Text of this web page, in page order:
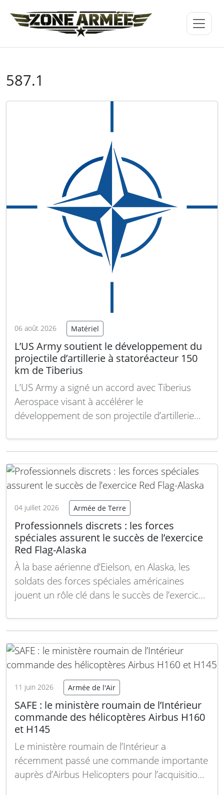
587.1
06 août 2026 Matériel
L’US Army soutient le développement du
projectile d’artillerie à statoréacteur 150
km de Tiberius
L’US Army a signé un accord avec Tiberius
Aerospace visant à accélérer le
développement de son projectile d’artillerie
capable d’atteindre des cibles situées jusqu’à
une étape importante dans la modernisation
des capacités d’artillerie à longue portée. Ce
partenariat, formalisé…Lire la suite
04 juillet 2026 Armée de Terre
Professionnels discrets : les forces
spéciales assurent le succès de l’exercice
Red Flag-Alaska
À la base aérienne d’Eielson, en Alaska, les
soldats des forces spéciales américaines
jouent un rôle clé dans le succès de l’exercice
aérien de haut niveau. Avant même que les
spécialisées préparent le terrain en
profondeur. Ces…Lire la suite
11 juin 2026 Armée de l'Air
SAFE : le ministère roumain de l’Intérieur
commande des hélicoptères Airbus H160
et H145
Le ministère roumain de l’Intérieur a
récemment passé une commande importante
auprès d’Airbus Helicopters pour l’acquisition